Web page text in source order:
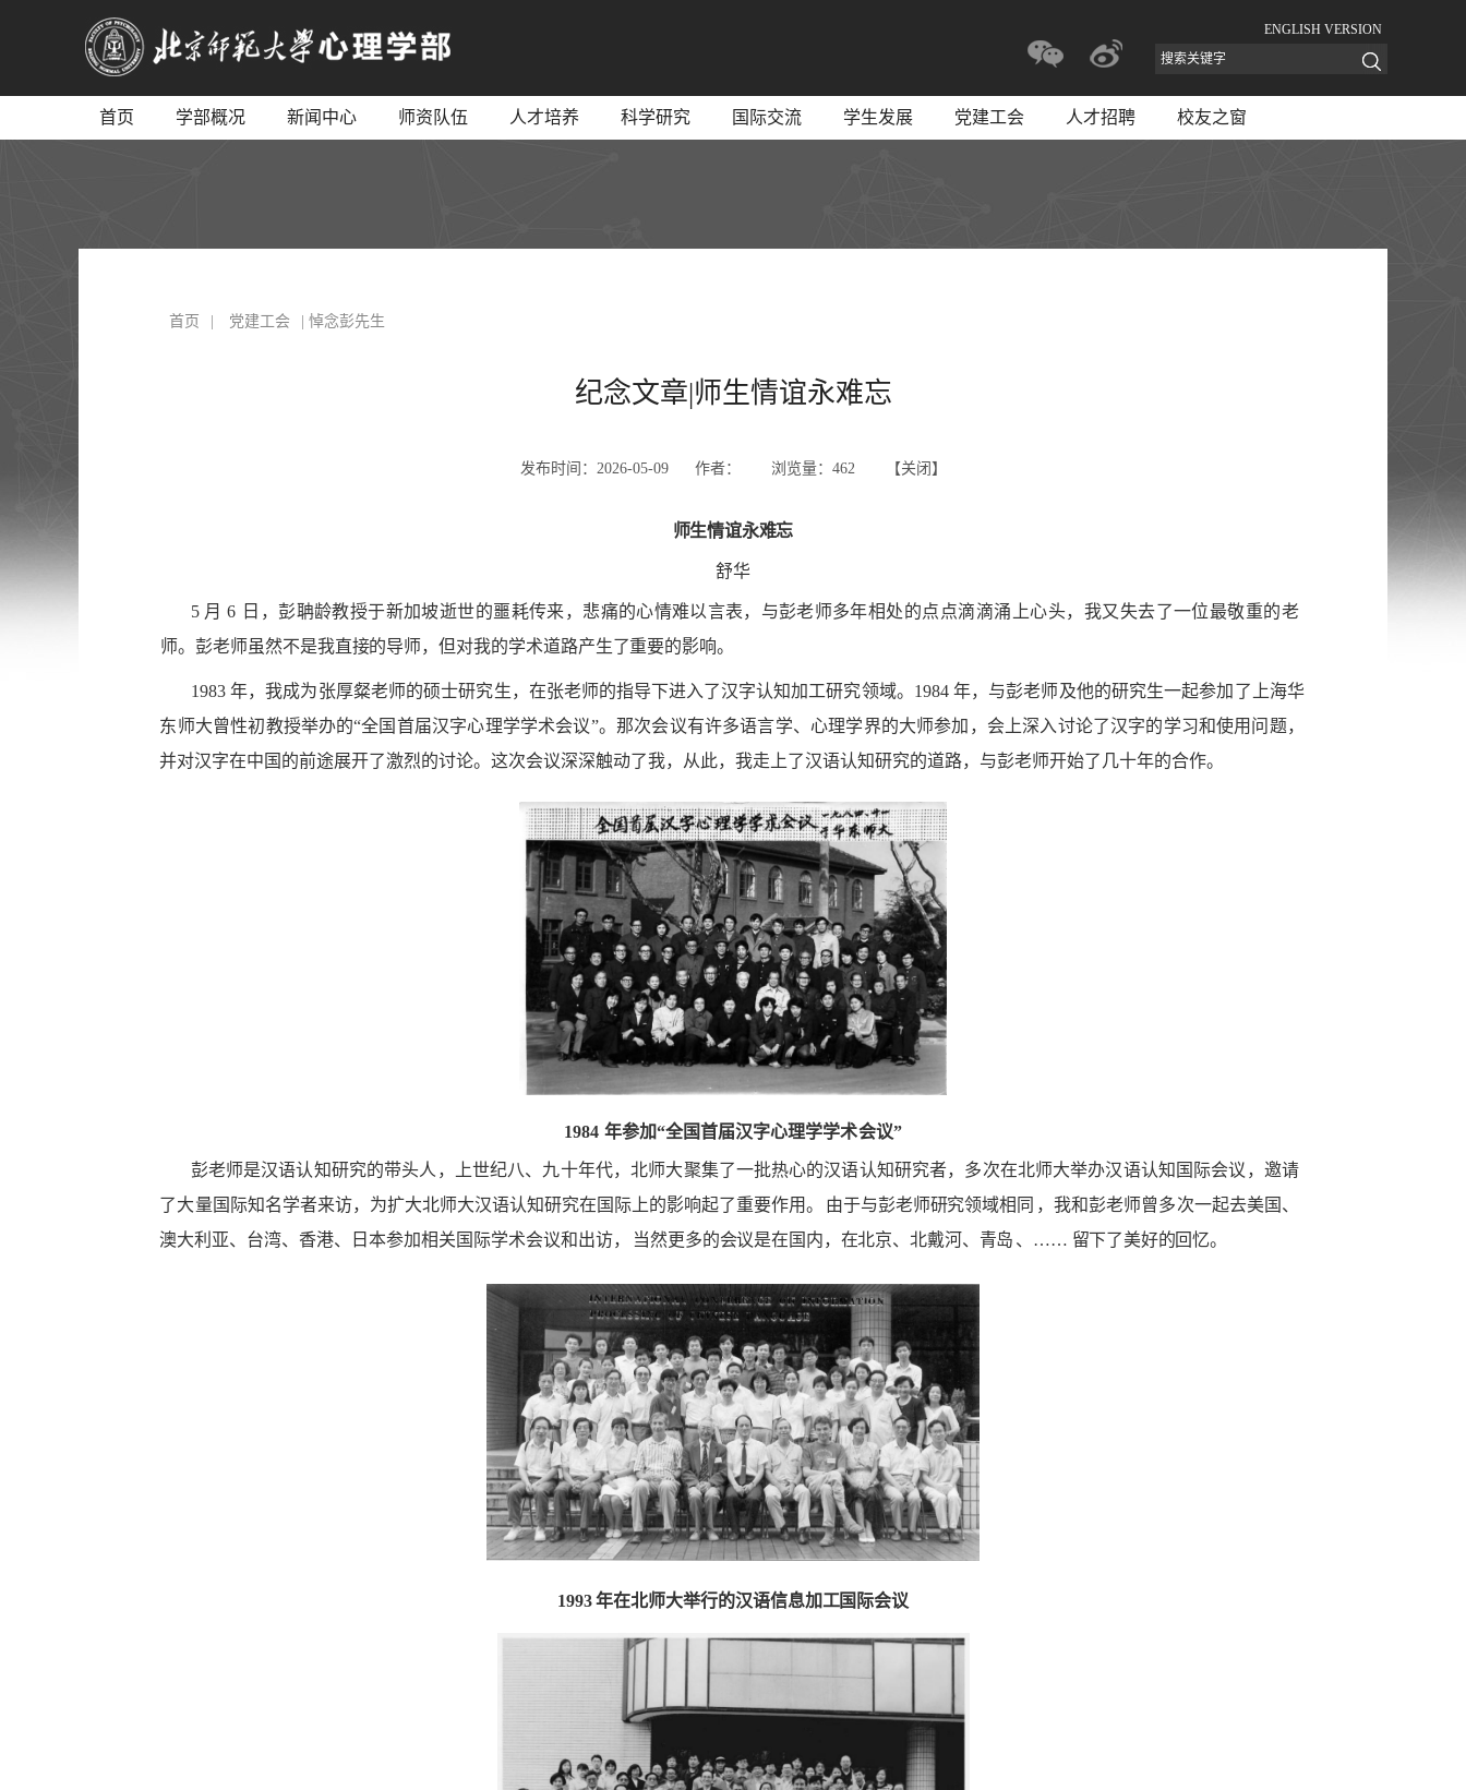
ENGLISH VERSION
首页 学部概况 新闻中心 师资队伍 人才培养 科学研究 国际交流 学生发展 党建工会 人才招聘 校友之窗
首页 党建工会 | 悼念彭先生
纪念文章|师生情谊永难忘
发布时间：2026-05-09 作者： 浏览量： 462 【关闭 】
师生情谊永难忘
舒华
5 月 6 日，彭聃龄教授于新加坡逝世的噩耗传来， 悲痛的心情难以言表，与彭老师多年相处的点点滴滴涌上心头，我又失去了一位最敬重的老
师。彭老师虽然不是我直接的导师，但对我的学术道路产生了重要的影响。
1983 年，我成为张厚粲老师的硕士研究生，在张老师的指导下进入了汉字认知加工研究领域。1984 年，与彭老师及他的研究生一起参加了上海华
东师大曾性初教授举办的“全国首届汉字心理学学术会议”。那次会议有许多语言学、心理学界的大师参加，会上深 入讨论了汉字的学习和使用问题，
并对汉字在中国的前途展开了激烈的讨论。这次会议深深触动了我，从此，我走上了汉语认知研究的道路，与彭老师开始了几十年的合作。
1984 年参加“全国首届汉字心理学学术会议”
彭老师是汉语认知研究的带头人，上世纪八、九十年代，北师大聚集了一批热心的汉语认知研究者，多次在北师大举办汉语认知国际会议，邀请
了大量国际知名学者来访，为扩大北师大汉语认知研究在国际上的影响起了重要作用。 由于与彭老师研究领域相同 ，我和彭老师曾多次一起去美国、
澳大利亚、台湾、香港、日本参加相关国际学术会议和出访， 当然更多的会议是在国内，在北京、北戴河、青岛 、…… 留下了美好的回忆。
1993 年在北师大举行的汉语信息加工国际会议